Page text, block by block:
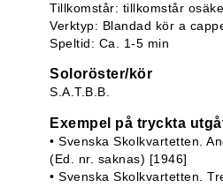
Tillkomstår: tillkomstår
Verktyp: Blandad kör a
Speltid: Ca. 1-5 min
Soloröster/kör
S.A.T.B.B.
Exempel på tryckta
• Svenska Skolkvartetten.
(Ed. nr. saknas) [1946]
• Svenska Skolkvartetten.